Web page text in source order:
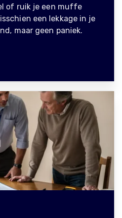
of ruik je een muffe
een lekkage in je
maar geen paniek.